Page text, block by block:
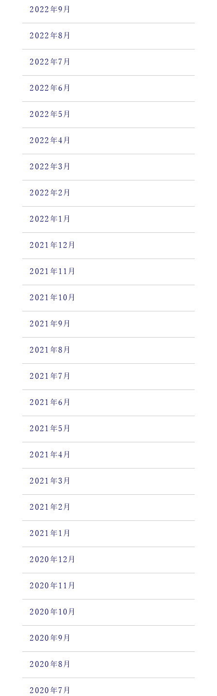
2022年9月
2022年8月
2022年7月
2022年6月
2022年5月
2022年4月
2022年3月
2022年2月
2022年1月
2021年12月
2021年11月
2021年10月
2021年9月
2021年8月
2021年7月
2021年6月
2021年5月
2021年4月
2021年3月
2021年2月
2021年1月
2020年12月
2020年11月
2020年10月
2020年9月
2020年8月
2020年7月